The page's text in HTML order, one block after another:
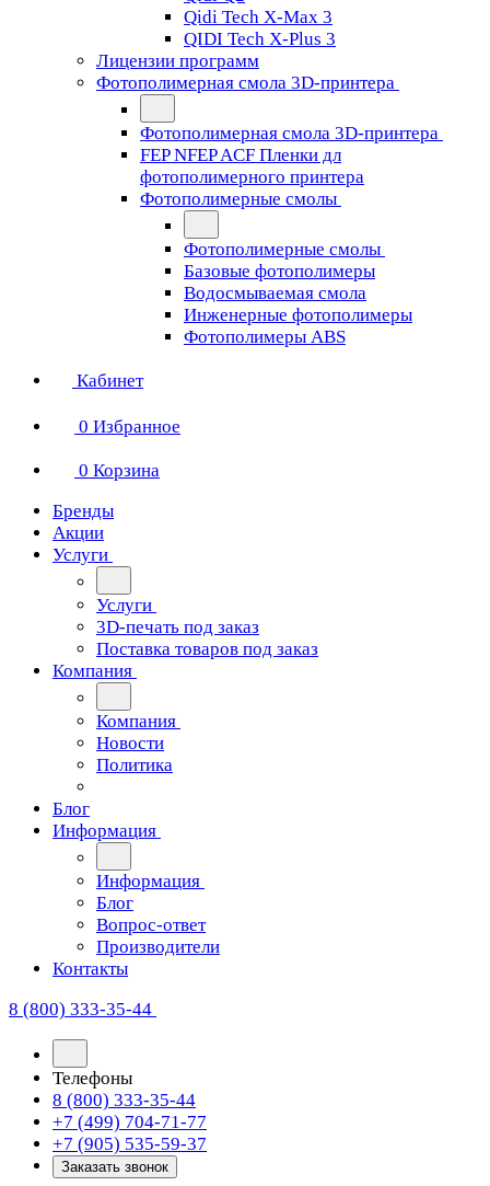
Qidi Tech X-Max 3
QIDI Tech X-Plus 3
Лицензии программ
Фотополимерная смола 3D-принтера
Фотополимерная смола 3D-принтера
FEP NFEP ACF Пленки дл
фотополимерного принтера
Фотополимерные смолы
Фотополимерные смолы
Базовые фотополимеры
Водосмываемая смола
Инженерные фотополимеры
Фотополимеры ABS
Кабинет
0 Избранное
0 Корзина
Бренды
Акции
Услуги
Услуги
3D-печать под заказ
Поставка товаров под заказ
Компания
Компания
Новости
Политика
Блог
Информация
Информация
Блог
Вопрос-ответ
Производители
Контакты
8 (800) 333-35-44
Телефоны
8 (800) 333-35-44
+7 (499) 704-71-77
+7 (905) 535-59-37
Заказать звонок